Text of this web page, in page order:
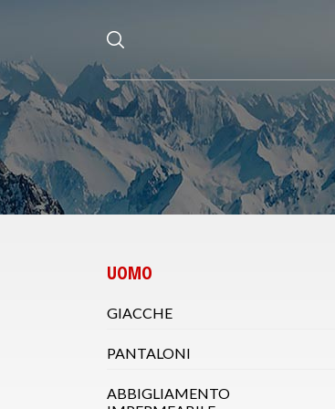
UOMO
GIACCHE
PANTALONI
ABBIGLIAMENTO